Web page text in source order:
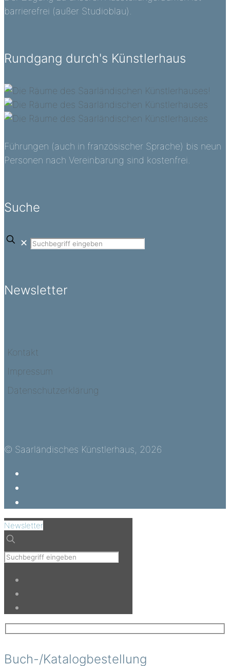
barrierefrei (außer Studioblau).
Rundgang durch's Künstlerhaus
Führungen (auch in französischer Sprache) bis neun
Personen nach Vereinbarung sind kostenfrei.
Suche
✕
Newsletter
Kontakt
Impressum
Datenschutzerklärung
© Saarländisches Künstlerhaus, 2026
Newsletter
Buch-/Katalogbestellung